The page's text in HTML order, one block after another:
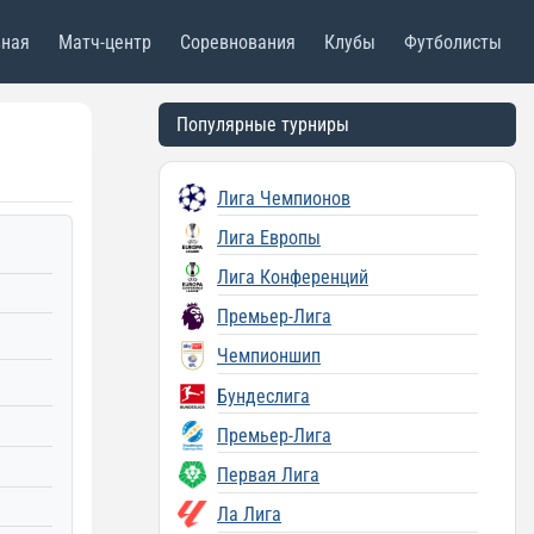
Матч-центр Соревнования Клубы Футболисты
Популярные турниры
Лига Чемпионов
Лига Европы
Лига Конференций
Премьер-Лига
Чемпионшип
Бундеслига
Премьер-Лига
Первая Лига
Ла Лига